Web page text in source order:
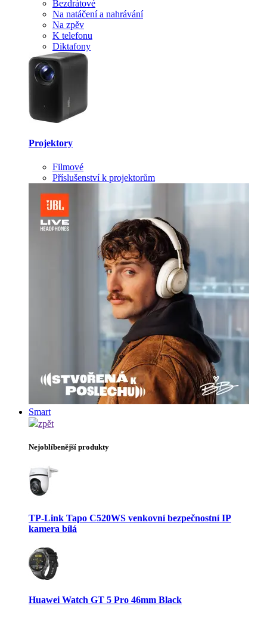
Bezdrátové
Na natáčení a nahrávání
Na zpěv
K telefonu
Diktafony
Projektory
Filmové
Příslušenství k projektorům
Smart
zpět
Nejoblíbenější produkty
TP-Link Tapo C520WS venkovní bezpečnostní IP
kamera bílá
Huawei Watch GT 5 Pro 46mm Black